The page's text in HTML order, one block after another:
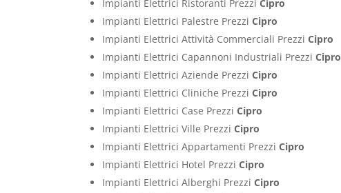
Impianti Elettrici Ristoranti PrezziCipro
Impianti Elettrici Palestre PrezziCipro
Impianti Elettrici Attività Commerciali PrezziCipro
Impianti Elettrici Capannoni Industriali PrezziCipro
Impianti Elettrici Aziende PrezziCipro
Impianti Elettrici Cliniche PrezziCipro
Impianti Elettrici Case PrezziCipro
Impianti Elettrici Ville PrezziCipro
Impianti Elettrici Appartamenti PrezziCipro
Impianti Elettrici Hotel PrezziCipro
Impianti Elettrici Alberghi PrezziCipro